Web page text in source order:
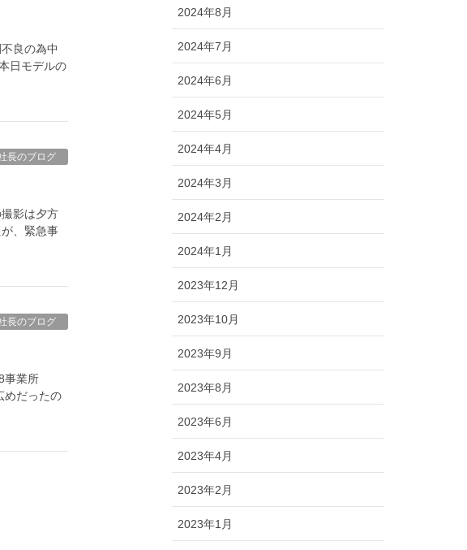
良の為中
日モデルの
長のブログ
影は夕方
、緊急事
長のブログ
事業所
めだったの
2024年8月
2024年7月
2024年6月
2024年5月
2024年4月
2024年3月
2024年2月
2024年1月
2023年12月
2023年10月
2023年9月
2023年8月
2023年6月
2023年4月
2023年2月
2023年1月